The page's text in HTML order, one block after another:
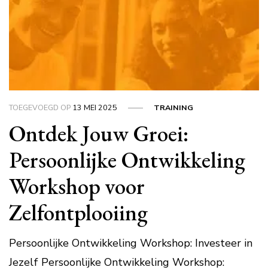
TOEGEVOEGD OP 13 MEI 2025 TRAINING
Ontdek Jouw Groei:
Persoonlijke Ontwikkeling
Workshop voor
Zelfontplooiing
Persoonlijke Ontwikkeling Workshop: Investeer in
Jezelf Persoonlijke Ontwikkeling Workshop: